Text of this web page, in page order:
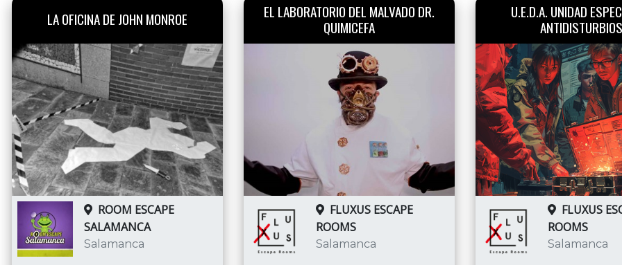
LA OFICINA DE JOHN MONROE
ROOM ESCAPE
SALAMANCA
Salamanca
EL LABORATORIO DEL MALVADO DR.
QUIMICEFA
FLUXUS ESCAPE
ROOMS
Salamanca
U.E.D.A. UNIDAD
ANTIDISTURBIOS
FLUXUS
ROOMS
Salamanca